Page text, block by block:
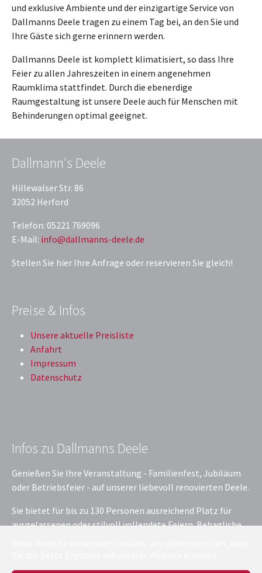
und exklusive Ambiente und der einzigartige Service von
Dallmanns Deele tragen zu einem Tag bei, an den Sie und
Ihre Gäste sich gerne erinnern werden.
Dallmanns Deele ist komplett klimatisiert, so dass Ihre
Feier zu allen Jahreszeiten in einem angenehmen
Raumklima stattfindet. Durch die ebenerdige
Raumgestaltung ist unsere Deele auch für Menschen mit
Behinderungen optimal geeignet.
Dallmann's Deele
Hillewalser Str. 86
32052 Herford
Telefon: 05221 769096
E-Mail: info@dallmanns-deele.de
Stellen Sie hier Ihre Anfrage oder reservieren Sie gleich!
Preise & Infos
Unsere aktuelle Preisliste
Anfahrt
Impressum
Datenschutz
Infos zu Dallmanns Deele
Genießen Sie Ihre Veranstaltung - Familienfest, Jubiläum
oder Betriebsfeier - auf unserer liebevoll renovierten Deele.
Sie bietet für bis zu 130 Personen ausreichend Platz für
ausgelassenen oder stilvoll vollendete Feiern. Behagliche